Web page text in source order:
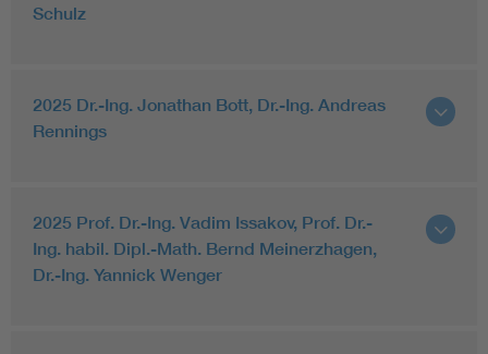
Schulz
2025 Dr.-Ing. Jonathan Bott, Dr.-Ing. Andreas
Rennings
2025 Prof. Dr.-Ing. Vadim Issakov, Prof. Dr.-
Ing. habil. Dipl.-Math. Bernd Meinerzhagen,
Dr.-Ing. Yannick Wenger